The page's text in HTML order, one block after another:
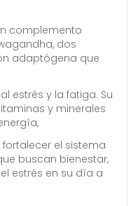
complemento
dos
adaptógena que
estrés y la fatiga. Su
y minerales
el sistema
buscan bienestar,
estrés en su día a